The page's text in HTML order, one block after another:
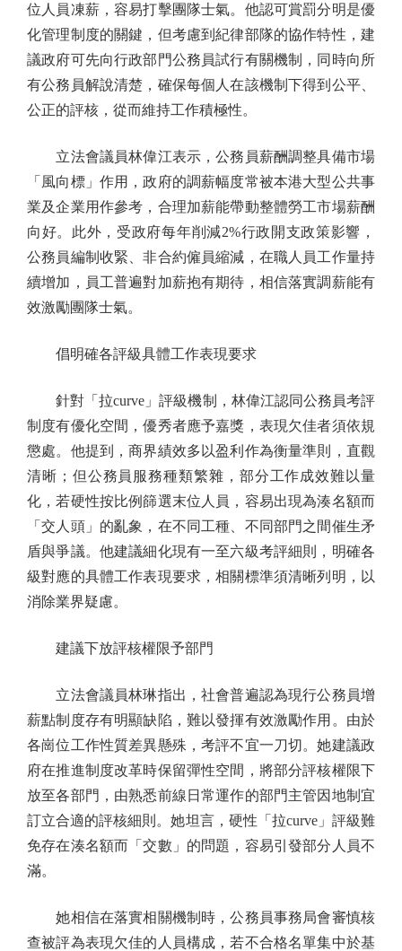
位人員凍薪，容易打擊團隊士氣。他認可賞罰分明是優
化管理制度的關鍵，但考慮到紀律部隊的協作特性，建
議政府可先向行政部門公務員試行有關機制，同時向所
有公務員解說清楚，確保每個人在該機制下得到公平、
公正的評核，從而維持工作積極性。
立法會議員林偉江表示，公務員薪酬調整具備市場
「風向標」作用，政府的調薪幅度常被本港大型公共事
業及企業用作參考，合理加薪能帶動整體勞工市場薪酬
向好。此外，受政府每年削減2%行政開支政策影響，
公務員編制收緊、非合約僱員縮減，在職人員工作量持
續增加，員工普遍對加薪抱有期待，相信落實調薪能有
效激勵團隊士氣。
倡明確各評級具體工作表現要求
針對「拉curve」評級機制，林偉江認同公務員考評
制度有優化空間，優秀者應予嘉獎，表現欠佳者須依規
懲處。他提到，商界績效多以盈利作為衡量準則，直觀
清晰；但公務員服務種類繁雜，部分工作成效難以量
化，若硬性按比例篩選末位人員，容易出現為湊名額而
「交人頭」的亂象，在不同工種、不同部門之間催生矛
盾與爭議。他建議細化現有一至六級考評細則，明確各
級對應的具體工作表現要求，相關標準須清晰列明，以
消除業界疑慮。
建議下放評核權限予部門
立法會議員林琳指出，社會普遍認為現行公務員增
薪點制度存有明顯缺陷，難以發揮有效激勵作用。由於
各崗位工作性質差異懸殊，考評不宜一刀切。她建議政
府在推進制度改革時保留彈性空間，將部分評核權限下
放至各部門，由熟悉前線日常運作的部門主管因地制宜
訂立合適的評核細則。她坦言，硬性「拉curve」評級難
免存在湊名額而「交數」的問題，容易引發部分人員不
滿。
她相信在落實相關機制時，公務員事務局會審慎核
查被評為表現欠佳的人員構成，若不合格名單集中於基